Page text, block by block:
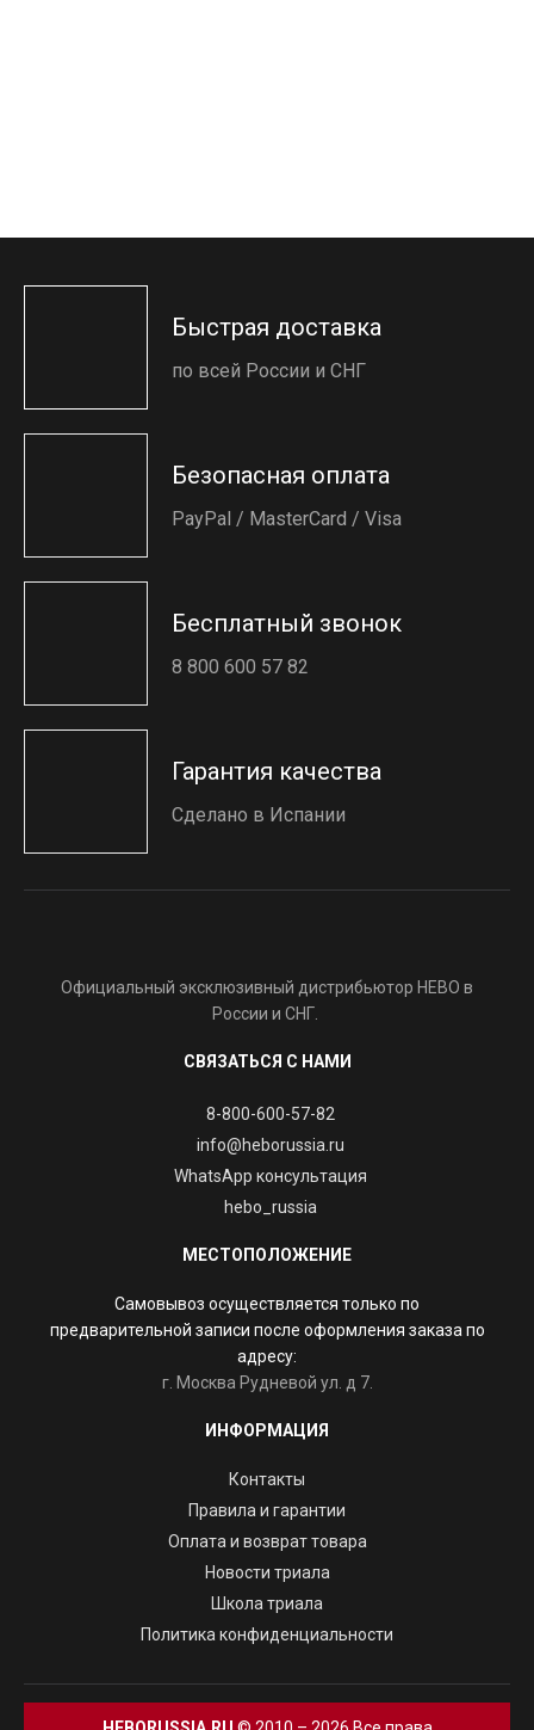
Быстрая доставка
по всей России и СНГ
Безопасная оплата
PayPal / MasterCard / Visa
Бесплатный звонок
8 800 600 57 82
Гарантия качества
Сделано в Испании
Официальный эксклюзивный дистрибьютор HEBO в
России и СНГ.
СВЯЗАТЬСЯ С НАМИ
8-800-600-57-82
info@heborussia.ru
WhatsApp консультация
hebo_russia
МЕСТОПОЛОЖЕНИЕ
Самовывоз осуществляется только по
предварительной записи после оформления заказа по
адресу:
г. Москва Рудневой ул. д 7.
ИНФОРМАЦИЯ
Контакты
Правила и гарантии
Оплата и возврат товара
Новости триала
Школа триала
Политика конфиденциальности